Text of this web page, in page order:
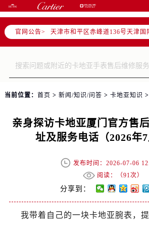
官网公告>
当前位置： 首页 > 新闻/知识/问答 > 卡地亚知识 >
亲身探访卡地亚厦门官方售
址及服务电话（2026年7
发布时间：2026-07-06
阅读：（91次）
分享到：
我带着自己的一块卡地亚腕表，